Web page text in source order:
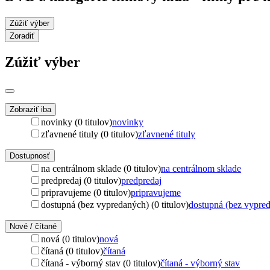
Zúžiť výber
Zoradiť
Zúžiť výber
Zobraziť iba
novinky (0 titulov)novinky
zľavnené tituly (0 titulov)zľavnené tituly
Dostupnosť
na centrálnom sklade (0 titulov)na centrálnom sklade
predpredaj (0 titulov)predpredaj
pripravujeme (0 titulov)pripravujeme
dostupná (bez vypredaných) (0 titulov)dostupná (bez
Nové / čítané
nová (0 titulov)nová
čítaná (0 titulov)čítaná
čítaná - výborný stav (0 titulov)čítaná - výborný stav